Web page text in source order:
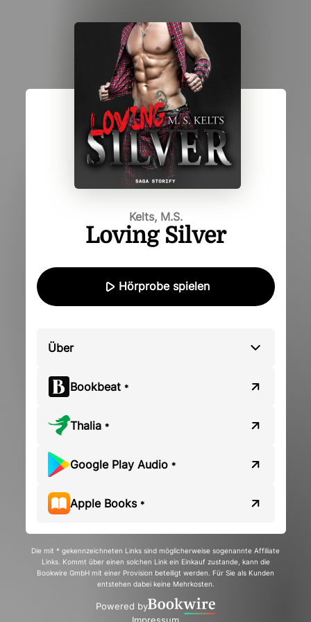
Kelts, M.S.
Loving Silver
Hörprobe spielen
Über
Bookbeat *
Thalia *
Google Play Audio *
Apple Books *
Die mit * gekennzeichneten Links sind möglicherweise sogenannte Affiliate
Links. Kommt über einen solchen Link ein Einkauf zustande, kann die
Bookwire GmbH mit einer Provision beteiligt werden. Für Sie als Kunden
entstehen dabei keine Mehrkosten.
Powered by